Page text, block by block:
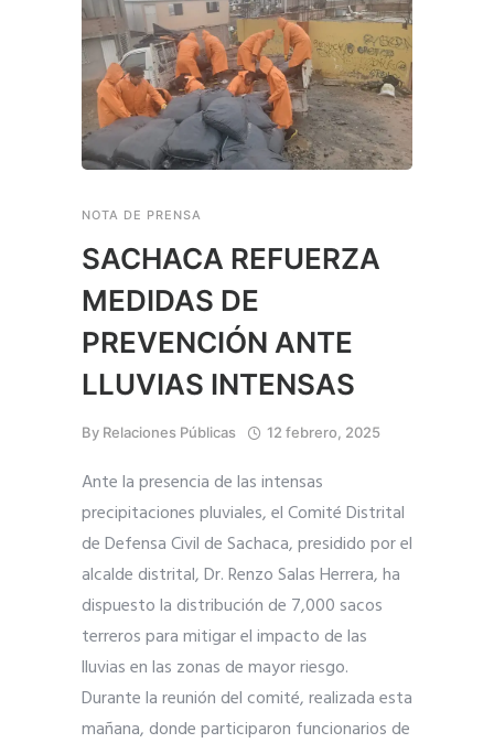
NOTA DE PRENSA
SACHACA REFUERZA
MEDIDAS DE
PREVENCIÓN ANTE
LLUVIAS INTENSAS
By Relaciones Públicas 12 febrero, 2025
Ante la presencia de las intensas
precipitaciones pluviales, el Comité Distrital
de Defensa Civil de Sachaca, presidido por el
alcalde distrital, Dr. Renzo Salas Herrera, ha
dispuesto la distribución de 7,000 sacos
terreros para mitigar el impacto de las
lluvias en las zonas de mayor riesgo.
Durante la reunión del comité, realizada esta
mañana, donde participaron funcionarios de